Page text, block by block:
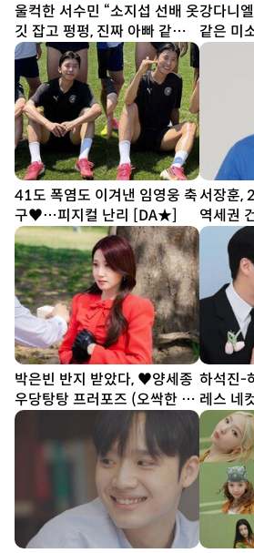
울컥한 서수민 “소지섭 선배 옷
깃 잡고 펑펑, 진짜 아빠 같았
다” (종합)[DA인터뷰]
강다니
같은 미
41도 폭염도 이겨낸 임영웅 축
구♥…피지컬 난리 [DA★]
서장훈,
역세권
박은빈 반지 받았다, ♥양세종
우당탕탕 프러포즈 (오싹한 연
애)
하석진-
레스 네
[DA★]